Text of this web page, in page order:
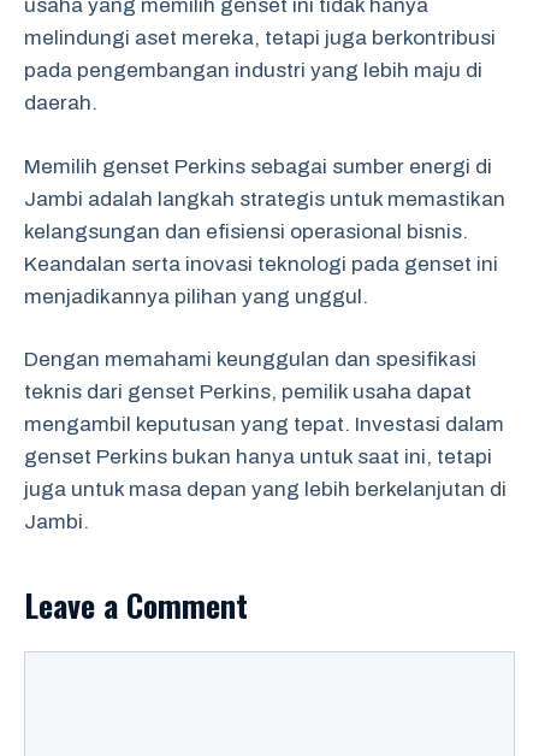
usaha yang memilih genset ini tidak hanya
melindungi aset mereka, tetapi juga berkontribusi
pada pengembangan industri yang lebih maju di
daerah.
Memilih genset Perkins sebagai sumber energi di
Jambi adalah langkah strategis untuk memastikan
kelangsungan dan efisiensi operasional bisnis.
Keandalan serta inovasi teknologi pada genset ini
menjadikannya pilihan yang unggul.
Dengan memahami keunggulan dan spesifikasi
teknis dari genset Perkins, pemilik usaha dapat
mengambil keputusan yang tepat. Investasi dalam
genset Perkins bukan hanya untuk saat ini, tetapi
juga untuk masa depan yang lebih berkelanjutan di
Jambi.
Leave a Comment